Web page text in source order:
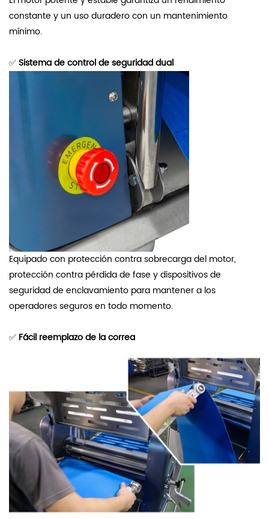
constante y un uso duradero con un mantenimiento
mínimo.
✅Sistema de control de seguridad dual
Equipado con protección contra sobrecarga del motor,
protección contra pérdida de fase y dispositivos de
seguridad de enclavamiento para mantener a los
operadores seguros en todo momento.
✅ Fácil reemplazo de la correa